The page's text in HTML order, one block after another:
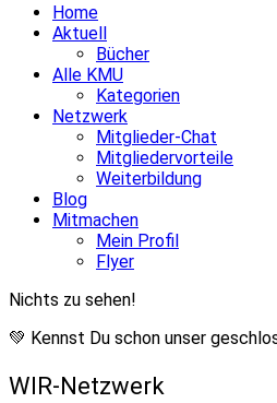
Home
Aktuell
Bücher
Alle KMU
Kategorien
Netzwerk
Mitglieder-Chat
Mitgliedervorteile
Weiterbildung
Blog
Mitmachen
Mein Profil
Flyer
Nichts zu sehen!
💚 Kennst Du schon unser
WIR-Netzwerk